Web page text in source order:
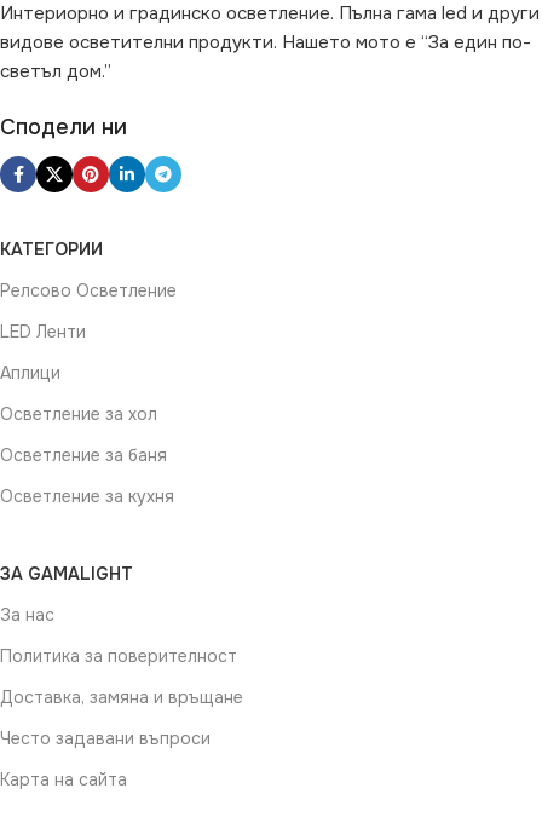
Интериорно и градинско осветление. Пълна гама led и други
видове осветителни продукти. Нашето мото е “За един по-
светъл дом.”
Сподели ни
КАТЕГОРИИ
Релсово Осветление
LED Ленти
Аплици
Осветление за хол
Осветление за баня
Осветление за кухня
ЗА GAMALIGHT
За нас
Политика за поверителност
Доставка, замяна и връщане
Често задавани въпроси
Карта на сайта